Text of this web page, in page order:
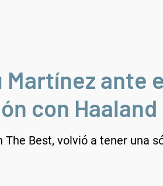
ante
con Haaland
Best, volvió a tener una